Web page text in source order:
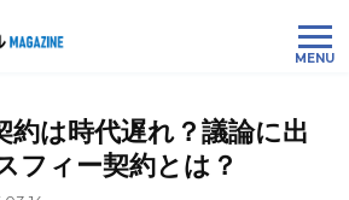
MENU
約は時代遅れ？議論に出
フィー契約とは？